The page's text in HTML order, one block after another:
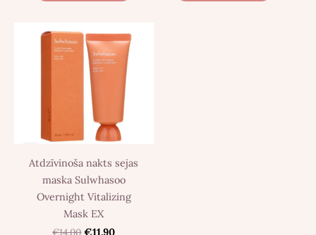
Atdzīvinoša nakts sejas
maska Sulwhasoo
Overnight Vitalizing
Mask EX
€14.00 €11.90